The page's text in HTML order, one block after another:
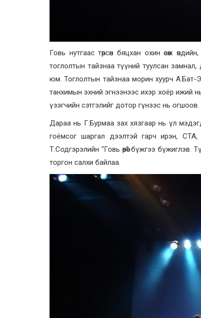
Говь нутгаас төрсөн бяцхан охин өсөж
тоглолтын тайзнаа түүний туулсан
юм. Тоглолтын тайзнаа морин хуурч
танхимын эхний эгнээнээс ихэр хоёр ижий
үзэгчийн сэтгэлийг дотор гүнээс нь огшоов.
Дараа нь Г.Бурмаа зах хязгаар нь үл
гоёмсог шаргал дээлтэй гарч ирэн,
Т.Содгэрэлийн “Говь өөрөө” бүжгээ бүжиглэв.
торгон салхи байлаа.